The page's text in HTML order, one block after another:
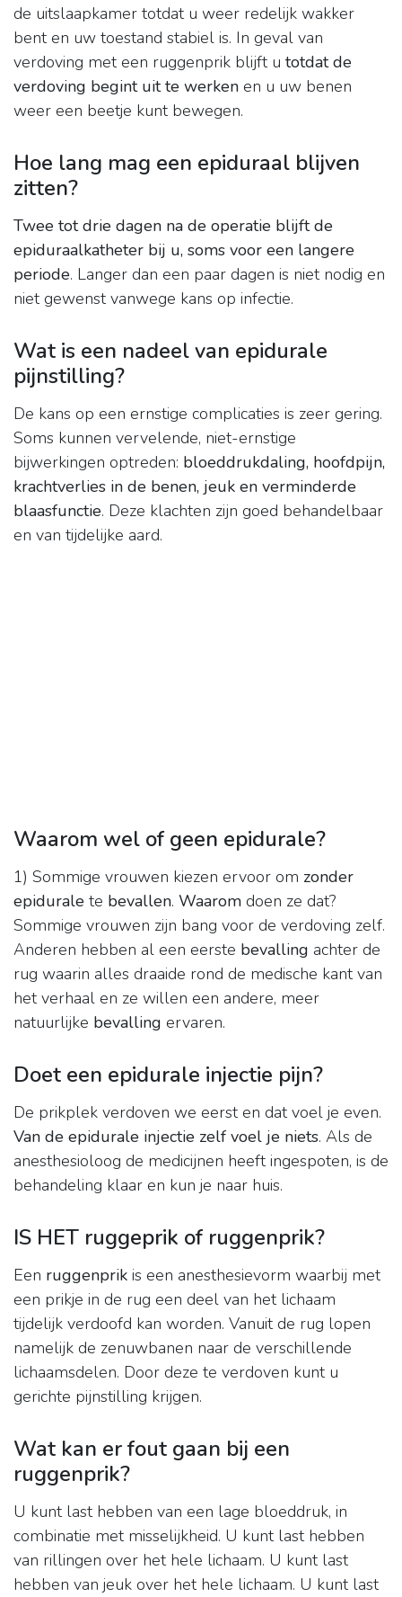
de uitslaapkamer totdat u weer redelijk wakker
bent en uw toestand stabiel is. In geval van
verdoving met een ruggenprik blijft u totdat de
verdoving begint uit te werken en u uw benen
weer een beetje kunt bewegen.
Hoe lang mag een epiduraal blijven
zitten?
Twee tot drie dagen na de operatie blijft de
epiduraalkatheter bij u, soms voor een langere
periode. Langer dan een paar dagen is niet nodig en
niet gewenst vanwege kans op infectie.
Wat is een nadeel van epidurale
pijnstilling?
De kans op een ernstige complicaties is zeer gering.
Soms kunnen vervelende, niet-ernstige
bijwerkingen optreden: bloeddrukdaling, hoofdpijn,
krachtverlies in de benen, jeuk en verminderde
blaasfunctie. Deze klachten zijn goed behandelbaar
en van tijdelijke aard.
Waarom wel of geen epidurale?
1) Sommige vrouwen kiezen ervoor om zonder
epidurale te bevallen. Waarom doen ze dat?
Sommige vrouwen zijn bang voor de verdoving zelf.
Anderen hebben al een eerste bevalling achter de
rug waarin alles draaide rond de medische kant van
het verhaal en ze willen een andere, meer
natuurlijke bevalling ervaren.
Doet een epidurale injectie pijn?
De prikplek verdoven we eerst en dat voel je even.
Van de epidurale injectie zelf voel je niets. Als de
anesthesioloog de medicijnen heeft ingespoten, is de
behandeling klaar en kun je naar huis.
IS HET ruggeprik of ruggenprik?
Een ruggenprik is een anesthesievorm waarbij met
een prikje in de rug een deel van het lichaam
tijdelijk verdoofd kan worden. Vanuit de rug lopen
namelijk de zenuwbanen naar de verschillende
lichaamsdelen. Door deze te verdoven kunt u
gerichte pijnstilling krijgen.
Wat kan er fout gaan bij een
ruggenprik?
U kunt last hebben van een lage bloeddruk, in
combinatie met misselijkheid. U kunt last hebben
van rillingen over het hele lichaam. U kunt last
hebben van jeuk over het hele lichaam. U kunt last